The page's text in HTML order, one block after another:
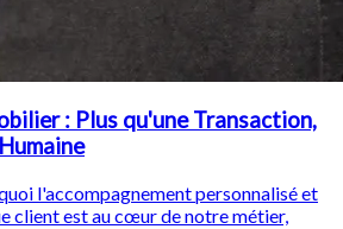
: Plus qu'une Transaction,
l'accompagnement personnalisé et
client est au cœur de notre métier,